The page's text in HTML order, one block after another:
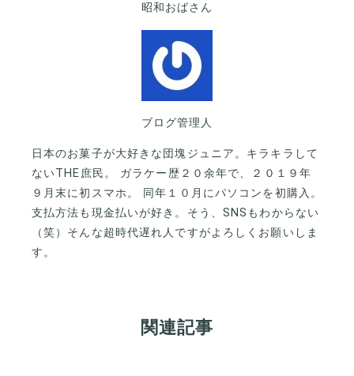
昭和おばさん
ブログ管理人
日本のお菓子が大好きな団塊ジュニア。キラキラして
ないTHE庶民。 ガラケー歴２０余年で、２０１９年
９月末に初スマホ。 同年１０月にパソコンを初購入。
支払方法も現金払いが好き。そう、SNSもわからない
（笑）そんな超時代遅れ人ですがよろしくお願いしま
す。
関連記事